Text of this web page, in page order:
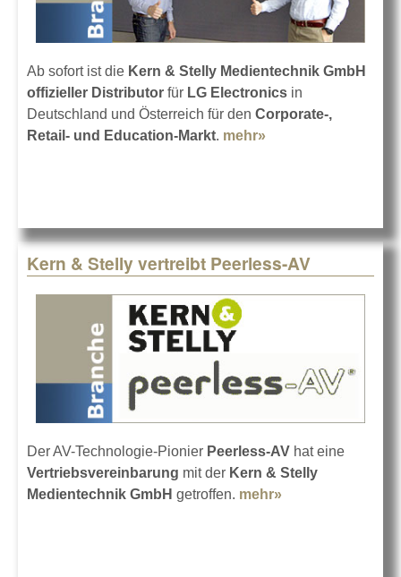
Ab sofort ist die Kern & Stelly Medientechnik GmbH
offizieller Distributor für LG Electronics in
Deutschland und Österreich für den Corporate-,
Retail- und Education-Markt. mehr»
Kern & Stelly vertreibt Peerless-AV
Der AV-Technologie-Pionier Peerless-AV hat eine
Vertriebsvereinbarung mit der Kern & Stelly
Medientechnik GmbH getroffen. mehr»